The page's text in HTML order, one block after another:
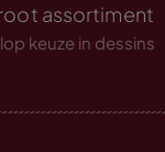
assortiment
keuze in dessins